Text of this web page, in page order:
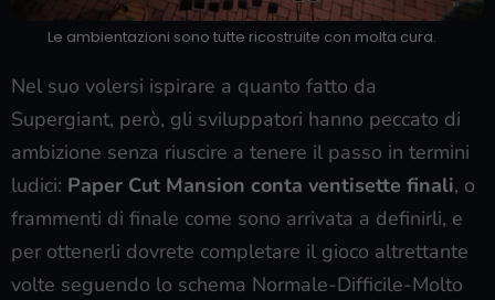
Le ambientazioni sono tutte ricostruite con molta cura.
Nel suo volersi ispirare a quanto fatto da
Supergiant, però, gli sviluppatori hanno peccato di
ambizione senza riuscire a tenere il passo in termini
ludici: Paper Cut Mansion conta ventisette finali, o
frammenti di finale come sono arrivata a definirli, e
per ottenerli dovrete completare il gioco altrettante
volte seguendo lo schema Normale-Difficile-Molto